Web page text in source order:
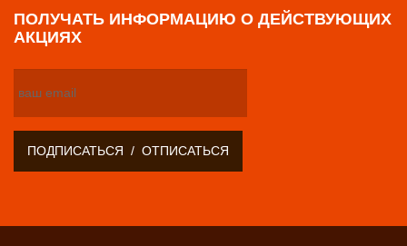
ПОЛУЧАТЬ ИНФОРМАЦИЮ О ДЕЙСТВУЮЩИХ
АКЦИЯХ